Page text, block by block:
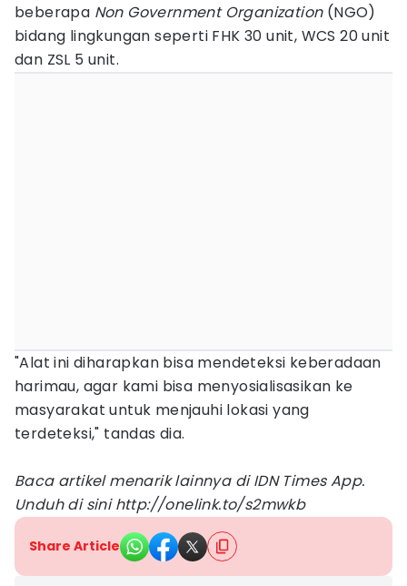
beberapa Non Government Organization(NGO)
bidang lingkungan seperti FHK 30 unit, WCS 20 unit
dan ZSL 5 unit.
"Alat ini diharapkan bisa mendeteksi keberadaan
harimau, agar kami bisa menyosialisasikan ke
masyarakat untuk menjauhi lokasi yang
terdeteksi," tandas dia.
Baca artikel menarik lainnya di IDN Times App.
Unduh di sini http://onelink.to/s2mwkb
Share Article